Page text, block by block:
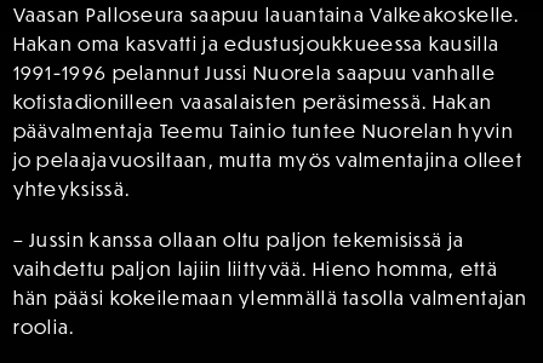
Vaasan Palloseura saapuu lauantaina Valkeakoskelle.
Hakan oma kasvatti ja edustusjoukkueessa kausilla
1991-1996 pelannut Jussi Nuorela saapuu vanhalle
kotistadionilleen vaasalaisten peräsimessä. Hakan
päävalmentaja Teemu Tainio tuntee Nuorelan hyvin
jo pelaajavuosiltaan, mutta myös valmentajina olleet
yhteyksissä.
– Jussin kanssa ollaan oltu paljon tekemisissä ja
vaihdettu paljon lajiin liittyvää. Hieno homma, että
hän pääsi kokeilemaan ylemmällä tasolla valmentajan
roolia.